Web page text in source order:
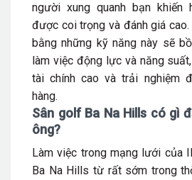
người xung quanh bạn khiến
được coi trọng và đánh giá
bằng những kỹ năng này sẽ
làm việc động lực và năng
tài chính cao và trải nghiệm
hàng.
Sân golf Ba Na Hills có gì
ông?
Làm việc trong mạng lưới của
Ba Na Hills từ rất sớm trong